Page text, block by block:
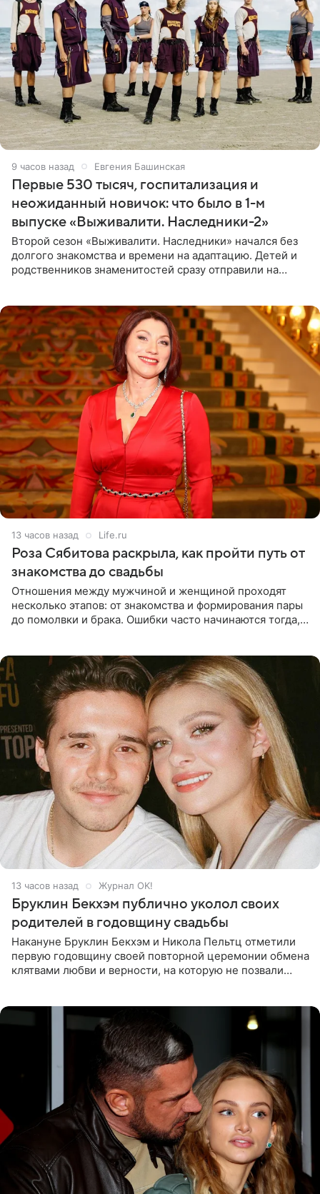
9 часов назад Евгения Башинская
Первые 530 тысяч, госпитализация и
неожиданный новичок: что было в 1-м
выпуске «Выживалити. Наследники-2»
Второй сезон «Выживалити. Наследники» начался без
долгого знакомства и времени на адаптацию. Детей и
родственников знаменитостей сразу отправили на
13 часов назад Life.ru
Роза Сябитова раскрыла, как пройти путь от
знакомства до свадьбы
Отношения между мужчиной и женщиной проходят
несколько этапов: от знакомства и формирования пары
до помолвки и брака. Ошибки часто начинаются тогда,
13 часов назад Журнал OK!
Бруклин Бекхэм публично уколол своих
родителей в годовщину свадьбы
Накануне Бруклин Бекхэм и Никола Пельтц отметили
первую годовщину своей повторной церемонии обмена
клятвами любви и верности, на которую не позвали